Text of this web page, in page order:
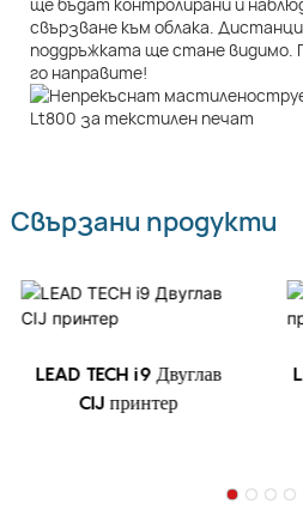
ще бъдат контролирани и
свързване към облака.
поддръжката ще стане видимо.
го направите!
Свързани продукти
LEAD TECH i9 Двуглав
CIJ принтер